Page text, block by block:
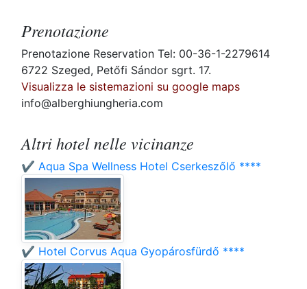
Prenotazione
Prenotazione Reservation Tel: 00-36-1-2279614
6722 Szeged, Petőfi Sándor sgrt. 17.
Visualizza le sistemazioni su google maps
info@alberghiungheria.com
Altri hotel nelle vicinanze
✔️ Aqua Spa Wellness Hotel Cserkeszőlő ****
✔️ Hotel Corvus Aqua Gyopárosfürdő ****